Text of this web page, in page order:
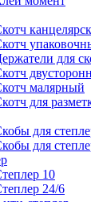
для
малярный
для
для
для
10
24/6